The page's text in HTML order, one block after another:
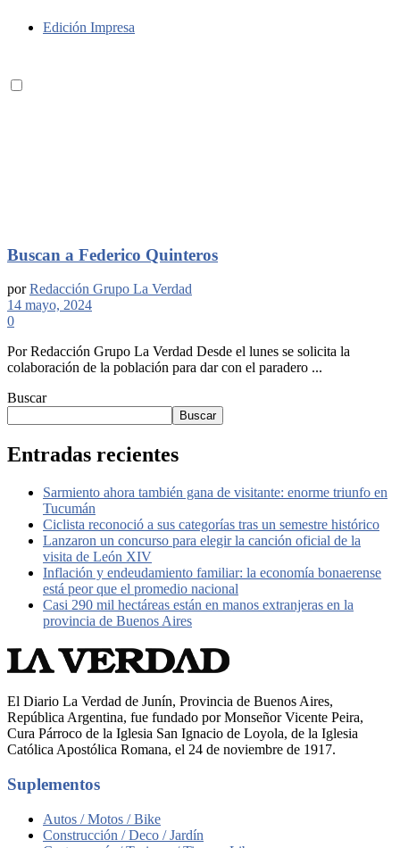
Edición Impresa
Buscan a Federico Quinteros
por Redacción Grupo La Verdad
14 mayo, 2024
0
Por Redacción Grupo La Verdad Desde el lunes se solicita la
colaboración de la población para dar con el paradero ...
Buscar
Buscar
Entradas recientes
Sarmiento ahora también gana de visitante: enorme triunfo en
Tucumán
Ciclista reconoció a sus categorías tras un semestre histórico
Lanzaron un concurso para elegir la canción oficial de la
visita de León XIV
Inflación y endeudamiento familiar: la economía bonaerense
está peor que el promedio nacional
Casi 290 mil hectáreas están en manos extranjeras en la
provincia de Buenos Aires
El Diario La Verdad de Junín, Provincia de Buenos Aires,
República Argentina, fue fundado por Monseñor Vicente Peira,
Cura Párroco de la Iglesia San Ignacio de Loyola, de la Iglesia
Católica Apostólica Romana, el 24 de noviembre de 1917.
Suplementos
Autos / Motos / Bike
Construcción / Deco / Jardín